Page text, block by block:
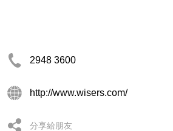
2948 3600
http://www.wisers.com/
分享給朋友